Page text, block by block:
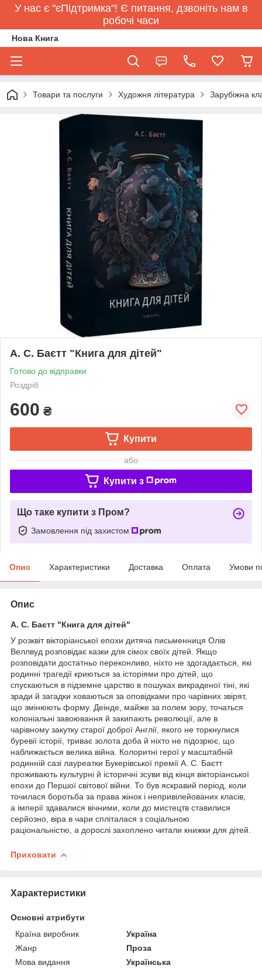
У нас є "єПідтримка"! Є питання, дзвоніть нам в
робочі часи
Нова Книга
Товари та послуги Художня література Зарубіжна
А. С. Баєтт "Книга для дітей"
Готово до відправки
Роздріб
600 ₴
Купити
або
Купити з
Що таке купити з Пром?
Замовлення під захистом
Опис Характеристики Доставка Оплата Умови
Опис
А. С. Баєтт "Книга для дітей"
У розквіт вікторіанської епохи дитяча письменниця Олів
Веллвуд розповідає казки для сімох своїх дітей. Якщо
розповідати достатньо переконливо, ніхто не здогадається, які
родинні трагедії криються за історіями про дітей, що
спускаються в підземне царство в пошуках викраденої тіні, які
зради й загадки ховаються за оповідками про чарівних звірят,
що змінюють форму. Деінде, майже за полем зору, точаться
колоніальні завоювання й закипають революції, але в
чарівному закутку старої доброї Англії, якого не торкнулися
буревії історії, триває золота доба й ніхто не підозрює, що
наближається велика війна. Колоритні герої у масштабній
родинній сазі лауреатки Букерівської премії А. С. Баєтт
проживають культурні й історичні зсуви від кінця вікторіанської
епохи до Першої світової війни. То був яскравий період, коли
точилася боротьба за права жінок і непривілейованих класів,
а імперії здавалися вічними, коли до мистецтв ставилися
серйозно, віра в чари спліталася з соціальною
раціональністю, а дорослі захоплено читали книжки для дітей.
Приховати
Характеристики
Основні атрибути
Країна виробник
Україна
Жанр
Проза
Мова видання
Українська